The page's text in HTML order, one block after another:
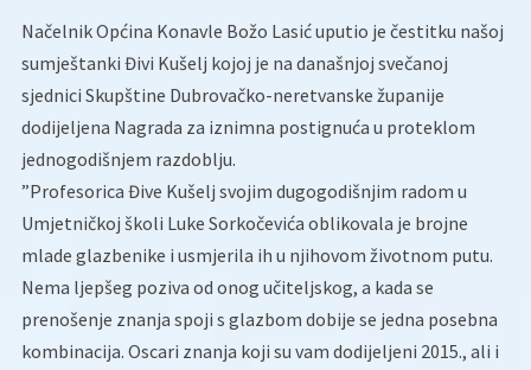
Načelnik Općina Konavle Božo Lasić uputio je čestitku našoj
sumještanki Đivi Kušelj kojoj je na današnjoj svečanoj
sjednici Skupštine Dubrovačko-neretvanske županije
dodijeljena Nagrada za iznimna postignuća u proteklom
jednogodišnjem razdoblju.
”Profesorica Đive Kušelj svojim dugogodišnjim radom u
Umjetničkoj školi Luke Sorkočevića oblikovala je brojne
mlade glazbenike i usmjerila ih u njihovom životnom putu.
Nema ljepšeg poziva od onog učiteljskog, a kada se
prenošenje znanja spoji s glazbom dobije se jedna posebna
kombinacija. Oscari znanja koji su vam dodijeljeni 2015., ali i